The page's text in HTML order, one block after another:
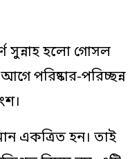
সুন্নাহ হলো গোসল
পরিষ্কার-পরিচ্ছন্ন
একত্রিত হন। তাই